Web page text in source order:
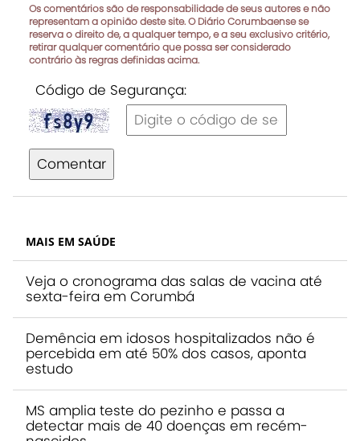
Os comentários são de responsabilidade de seus autores e não
representam a opinião deste site. O Diário Corumbaense se
reserva o direito de, a qualquer tempo, e a seu exclusivo critério,
retirar qualquer comentário que possa ser considerado
contrário às regras definidas acima.
Código de Segurança:
Comentar
MAIS EM SAÚDE
Veja o cronograma das salas de vacina até
sexta-feira em Corumbá
Demência em idosos hospitalizados não é
percebida em até 50% dos casos, aponta
estudo
MS amplia teste do pezinho e passa a
detectar mais de 40 doenças em recém-